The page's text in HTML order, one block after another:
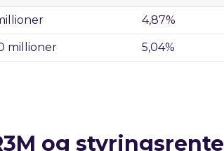
4,87%
millioner 5,04%
og styringsrente